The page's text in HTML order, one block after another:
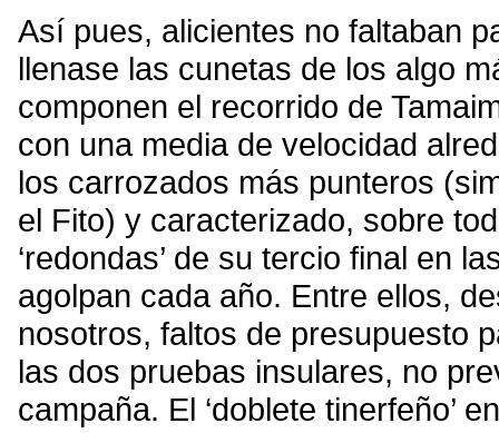
Así pues, alicientes no faltaban
llenase las cunetas de los algo
componen el recorrido de
con una media de velocidad
los carrozados más punteros
el Fito) y caracterizado, sobre
‘redondas’ de su tercio final en
agolpan cada año. Entre ellos,
nosotros, faltos de presupuesto
las dos pruebas insulares, no
campaña. El ‘doblete tinerfeño’